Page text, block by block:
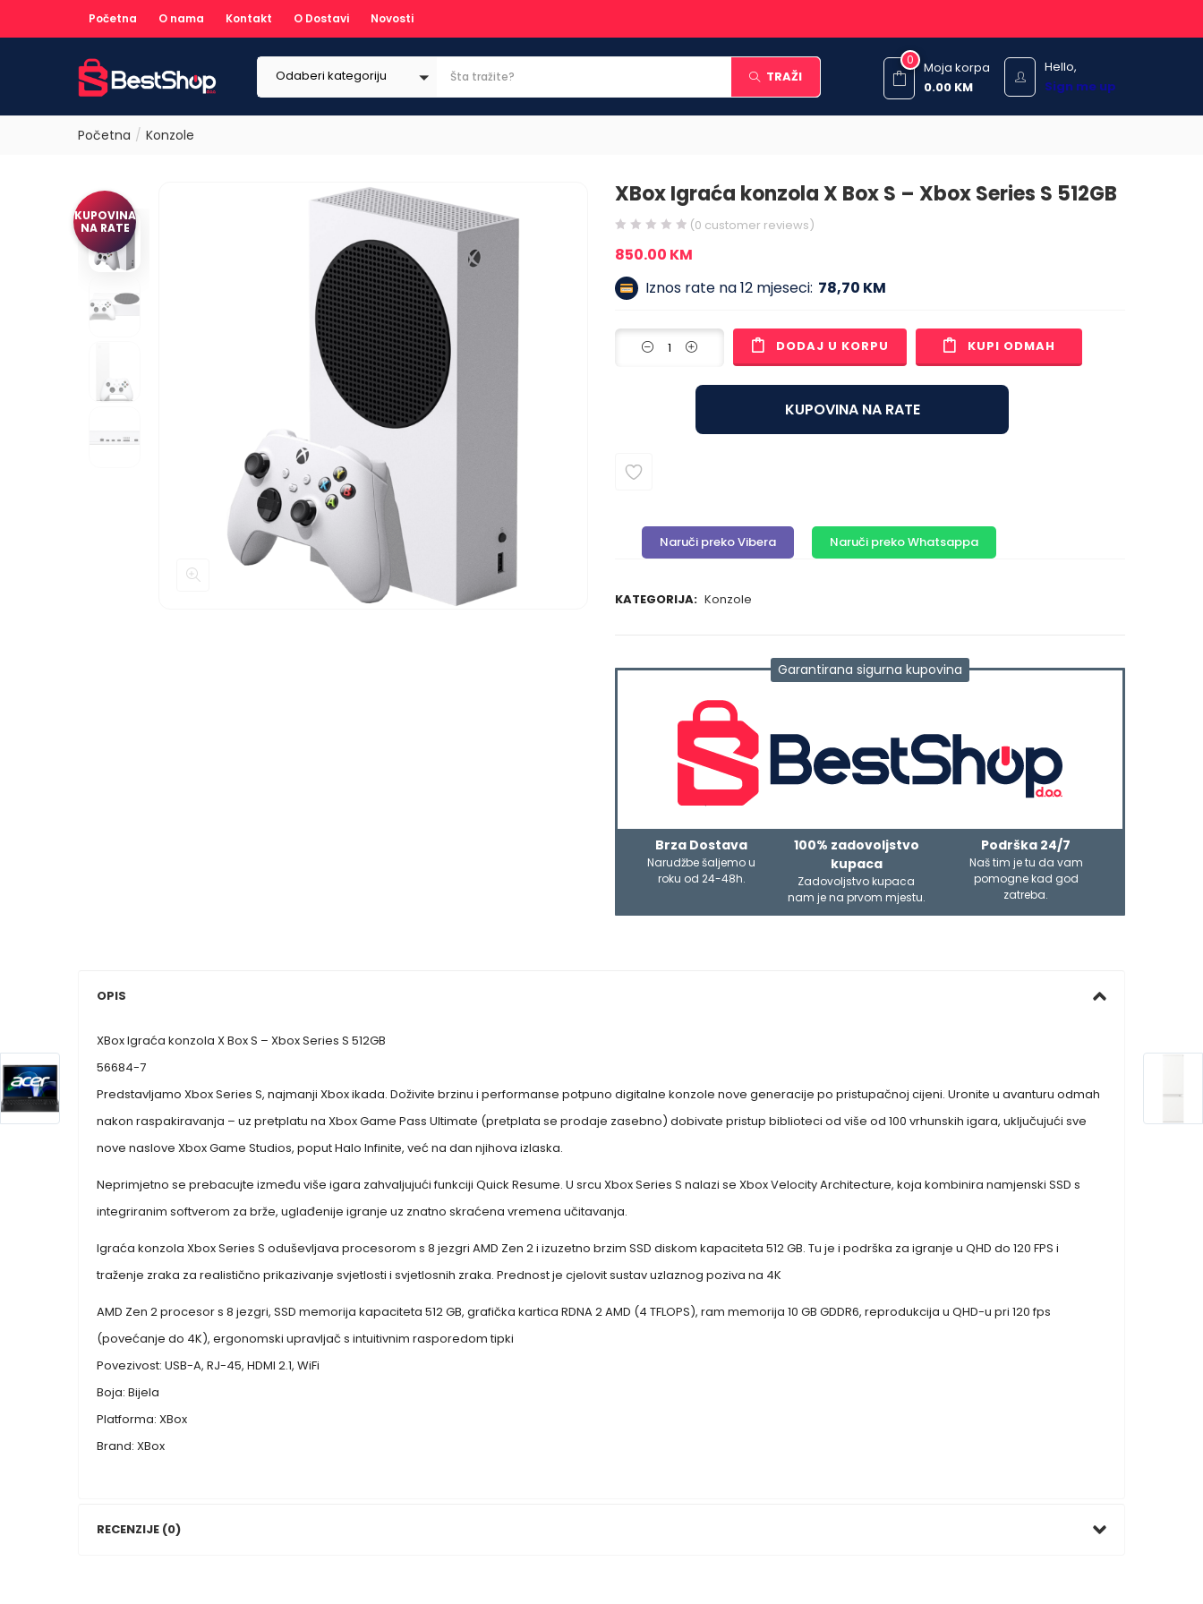
Početna O nama Kontakt O Dostavi Novosti
Odaberi kategoriju TRAŽI
Hello,
Sign me up
0
Moja korpa
0.00 KM
Početna Konzole
KUPOVINA
NA RATE
XBox Igraća konzola X Box S – Xbox Series S 512GB
(0 customer reviews)
850.00 KM
Iznos rate na 12 mjeseci: 78,70 KM
DODAJ U KORPU KUPI ODMAH
KUPOVINA NA RATE
Naruči preko Vibera Naruči preko Whatsappa
KATEGORIJA: Konzole
Garantirana sigurna kupovina
Brza Dostava
Narudžbe šaljemo u
roku od 24-48h.
100% zadovoljstvo
kupaca
Zadovoljstvo kupaca
nam je na prvom mjestu.
Podrška 24/7
Naš tim je tu da vam
pomogne kad god
zatreba.
OPIS
XBox Igraća konzola X Box S – Xbox Series S 512GB
56684-7
Predstavljamo Xbox Series S, najmanji Xbox ikada. Doživite brzinu i performanse potpuno digitalne konzole nove generacije po pristupačnoj cijeni. Uronite u avanturu odmah
nakon raspakiravanja – uz pretplatu na Xbox Game Pass Ultimate (pretplata se prodaje zasebno) dobivate pristup biblioteci od više od 100 vrhunskih igara, uključujući sve
nove naslove Xbox Game Studios, poput Halo Infinite, već na dan njihova izlaska.
Neprimjetno se prebacujte između više igara zahvaljujući funkciji Quick Resume. U srcu Xbox Series S nalazi se Xbox Velocity Architecture, koja kombinira namjenski SSD s
integriranim softverom za brže, uglađenije igranje uz znatno skraćena vremena učitavanja.
Igraća konzola Xbox Series S oduševljava procesorom s 8 jezgri AMD Zen 2 i izuzetno brzim SSD diskom kapaciteta 512 GB. Tu je i podrška za igranje u QHD do 120 FPS i
traženje zraka za realistično prikazivanje svjetlosti i svjetlosnih zraka. Prednost je cjelovit sustav uzlaznog poziva na 4K
AMD Zen 2 procesor s 8 jezgri, SSD memorija kapaciteta 512 GB, grafička kartica RDNA 2 AMD (4 TFLOPS), ram memorija 10 GB GDDR6, reprodukcija u QHD-u pri 120 fps
(povećanje do 4K), ergonomski upravljač s intuitivnim rasporedom tipki
Povezivost: USB-A, RJ-45, HDMI 2.1, WiFi
Boja: Bijela
Platforma: XBox
Brand: XBox
RECENZIJE (0)